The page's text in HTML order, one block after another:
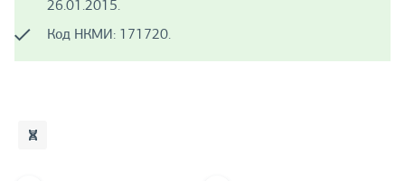
26.01.2015.
Код НКМИ: 171720.